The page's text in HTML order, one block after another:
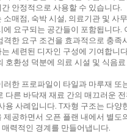
안정적으로 사용할 수 있습니다.
매점, 숙박 시설, 의료기관 및 사
에 요구되는 공간들이 포함됩니다.
격한 요구 조건을 효과적으로 충족
세련된 디자인 구성에 기여합니
호환성 덕분에 의료 시설 및 식음
러한 프로파일이 타일과 마루재 또
다른 바닥재 재료 간의 매끄러운
용 사례입니다. T자형 구조는 다양
제공하면서 오픈 플랜 내에서 별도
력적인 경계를 만들어냅니다.